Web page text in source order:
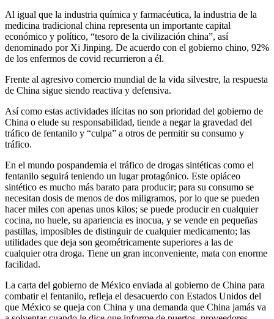
Al igual que la industria química y farmacéutica, la industria de la
medicina tradicional china representa un importante capital
económico y político, “tesoro de la civilización china”, así
denominado por Xi Jinping. De acuerdo con el gobierno chino, 92%
de los enfermos de covid recurrieron a él.
Frente al agresivo comercio mundial de la vida silvestre, la respuesta
de China sigue siendo reactiva y defensiva.
Así como estas actividades ilícitas no son prioridad del gobierno de
China o elude su responsabilidad, tiende a negar la gravedad del
tráfico de fentanilo y “culpa” a otros de permitir su consumo y
tráfico.
En el mundo pospandemia el tráfico de drogas sintéticas como el
fentanilo seguirá teniendo un lugar protagónico. Este opiáceo
sintético es mucho más barato para producir; para su consumo se
necesitan dosis de menos de dos miligramos, por lo que se pueden
hacer miles con apenas unos kilos; se puede producir en cualquier
cocina, no huele, su apariencia es inocua, y se vende en pequeñas
pastillas, imposibles de distinguir de cualquier medicamento; las
utilidades que deja son geométricamente superiores a las de
cualquier otra droga. Tiene un gran inconveniente, mata con enorme
facilidad.
La carta del gobierno de México enviada al gobierno de China para
combatir el fentanilo, refleja el desacuerdo con Estados Unidos del
que México se queja con China y una demanda que China jamás va